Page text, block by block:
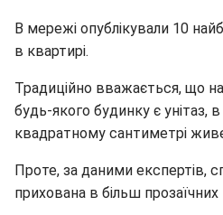
В мережі опублікували 10
в квартирі.
Традиційно вважається, що
будь-якого будинку є унітаз,
квадратному сантиметрі
Проте, за даними експертів,
прихована в більш